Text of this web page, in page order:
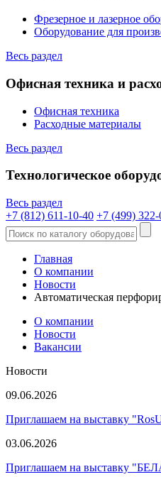
Фрезерное и лазерное
Оборудование для
Весь раздел
Офисная техника и
Офисная техника
Расходные материалы
Весь раздел
Технологическое
Весь раздел
+7 (812) 611-10-40 +7 (499) 322-
Главная
О компании
Новости
Автоматическая
О компании
Новости
Вакансии
Новости
09.06.2026
Приглашаем на выставку
03.06.2026
Приглашаем на выставку